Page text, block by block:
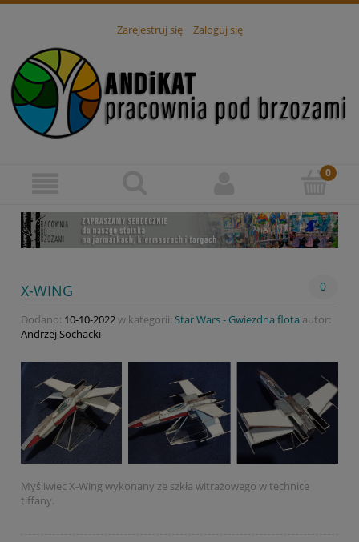
Zarejestruj się Zaloguj się
X-WING 0
Dodano: 10-10-2022w kategorii: Star Wars - Gwiezdna flota autor:
Andrzej Sochacki
Myśliwiec X-Wing wykonany ze szkła witrażowego w technice
tiffany.